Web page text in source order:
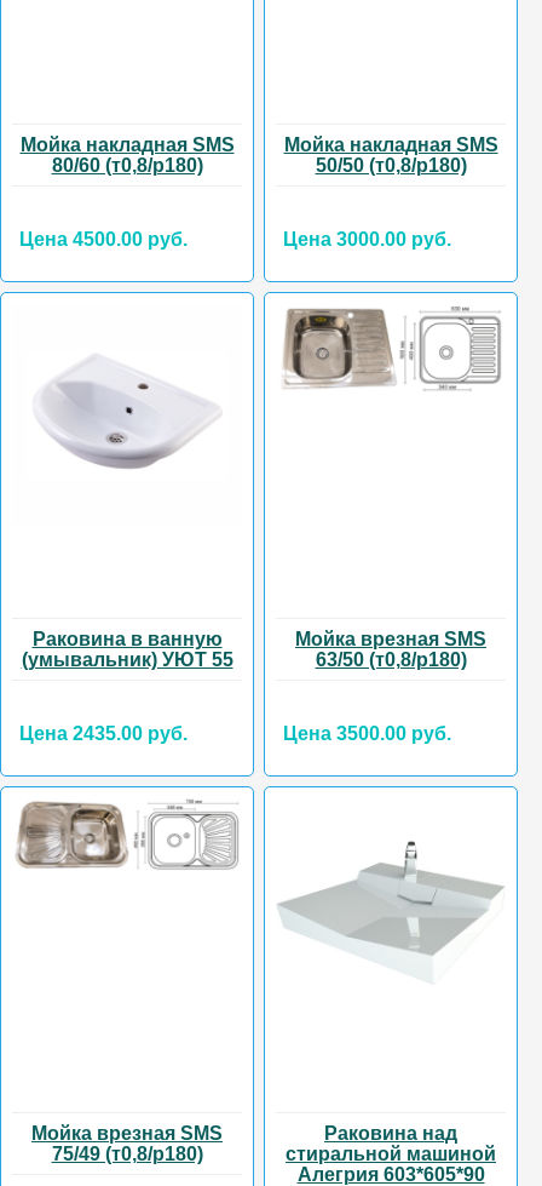
Мойка накладная SMS
80/60 (т0,8/р180)
Цена 4500.00 руб.
Мойка накладная SMS
50/50 (т0,8/р180)
Цена 3000.00 руб.
Раковина в ванную
(умывальник) УЮТ 55
Цена 2435.00 руб.
Мойка врезная SMS
63/50 (т0,8/р180)
Цена 3500.00 руб.
Мойка врезная SMS
75/49 (т0,8/р180)
Раковина над
стиральной машиной
Алегрия 603*605*90